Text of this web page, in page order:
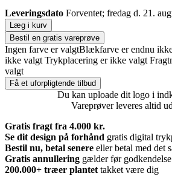
Leveringsdato Forventet; fredag d. 21.
Læg i kurv
Bestil en gratis vareprøve
Ingen farve er valgtBlækfarve er endnu
ikke valgt Trykplacering er ikke valgt
valgt
Få et uforpligtende tilbud
Du kan uploade dit logo i
Vareprøver leveres altid
Gratis fragt fra 4.000 kr.
Se dit design på forhånd gratis digital
Bestil nu, betal senere eller betal med det
Gratis annullering gælder før
200.000+ træer plantet takket være dig